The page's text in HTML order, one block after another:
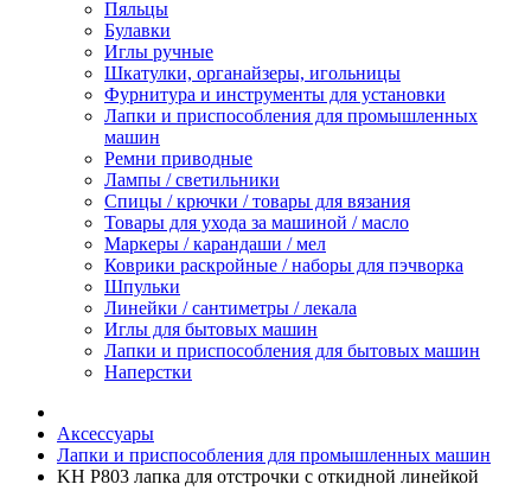
Пяльцы
Булавки
Иглы ручные
Шкатулки, органайзеры, игольницы
Фурнитура и инструменты для установки
Лапки и приспособления для промышленных
машин
Ремни приводные
Лампы / светильники
Спицы / крючки / товары для вязания
Товары для ухода за машиной / масло
Маркеры / карандаши / мел
Коврики раскройные / наборы для пэчворка
Шпульки
Линейки / сантиметры / лекала
Иглы для бытовых машин
Лапки и приспособления для бытовых машин
Наперстки
Аксессуары
Лапки и приспособления для промышленных машин
KH P803 лапка для отстрочки с откидной линейкой